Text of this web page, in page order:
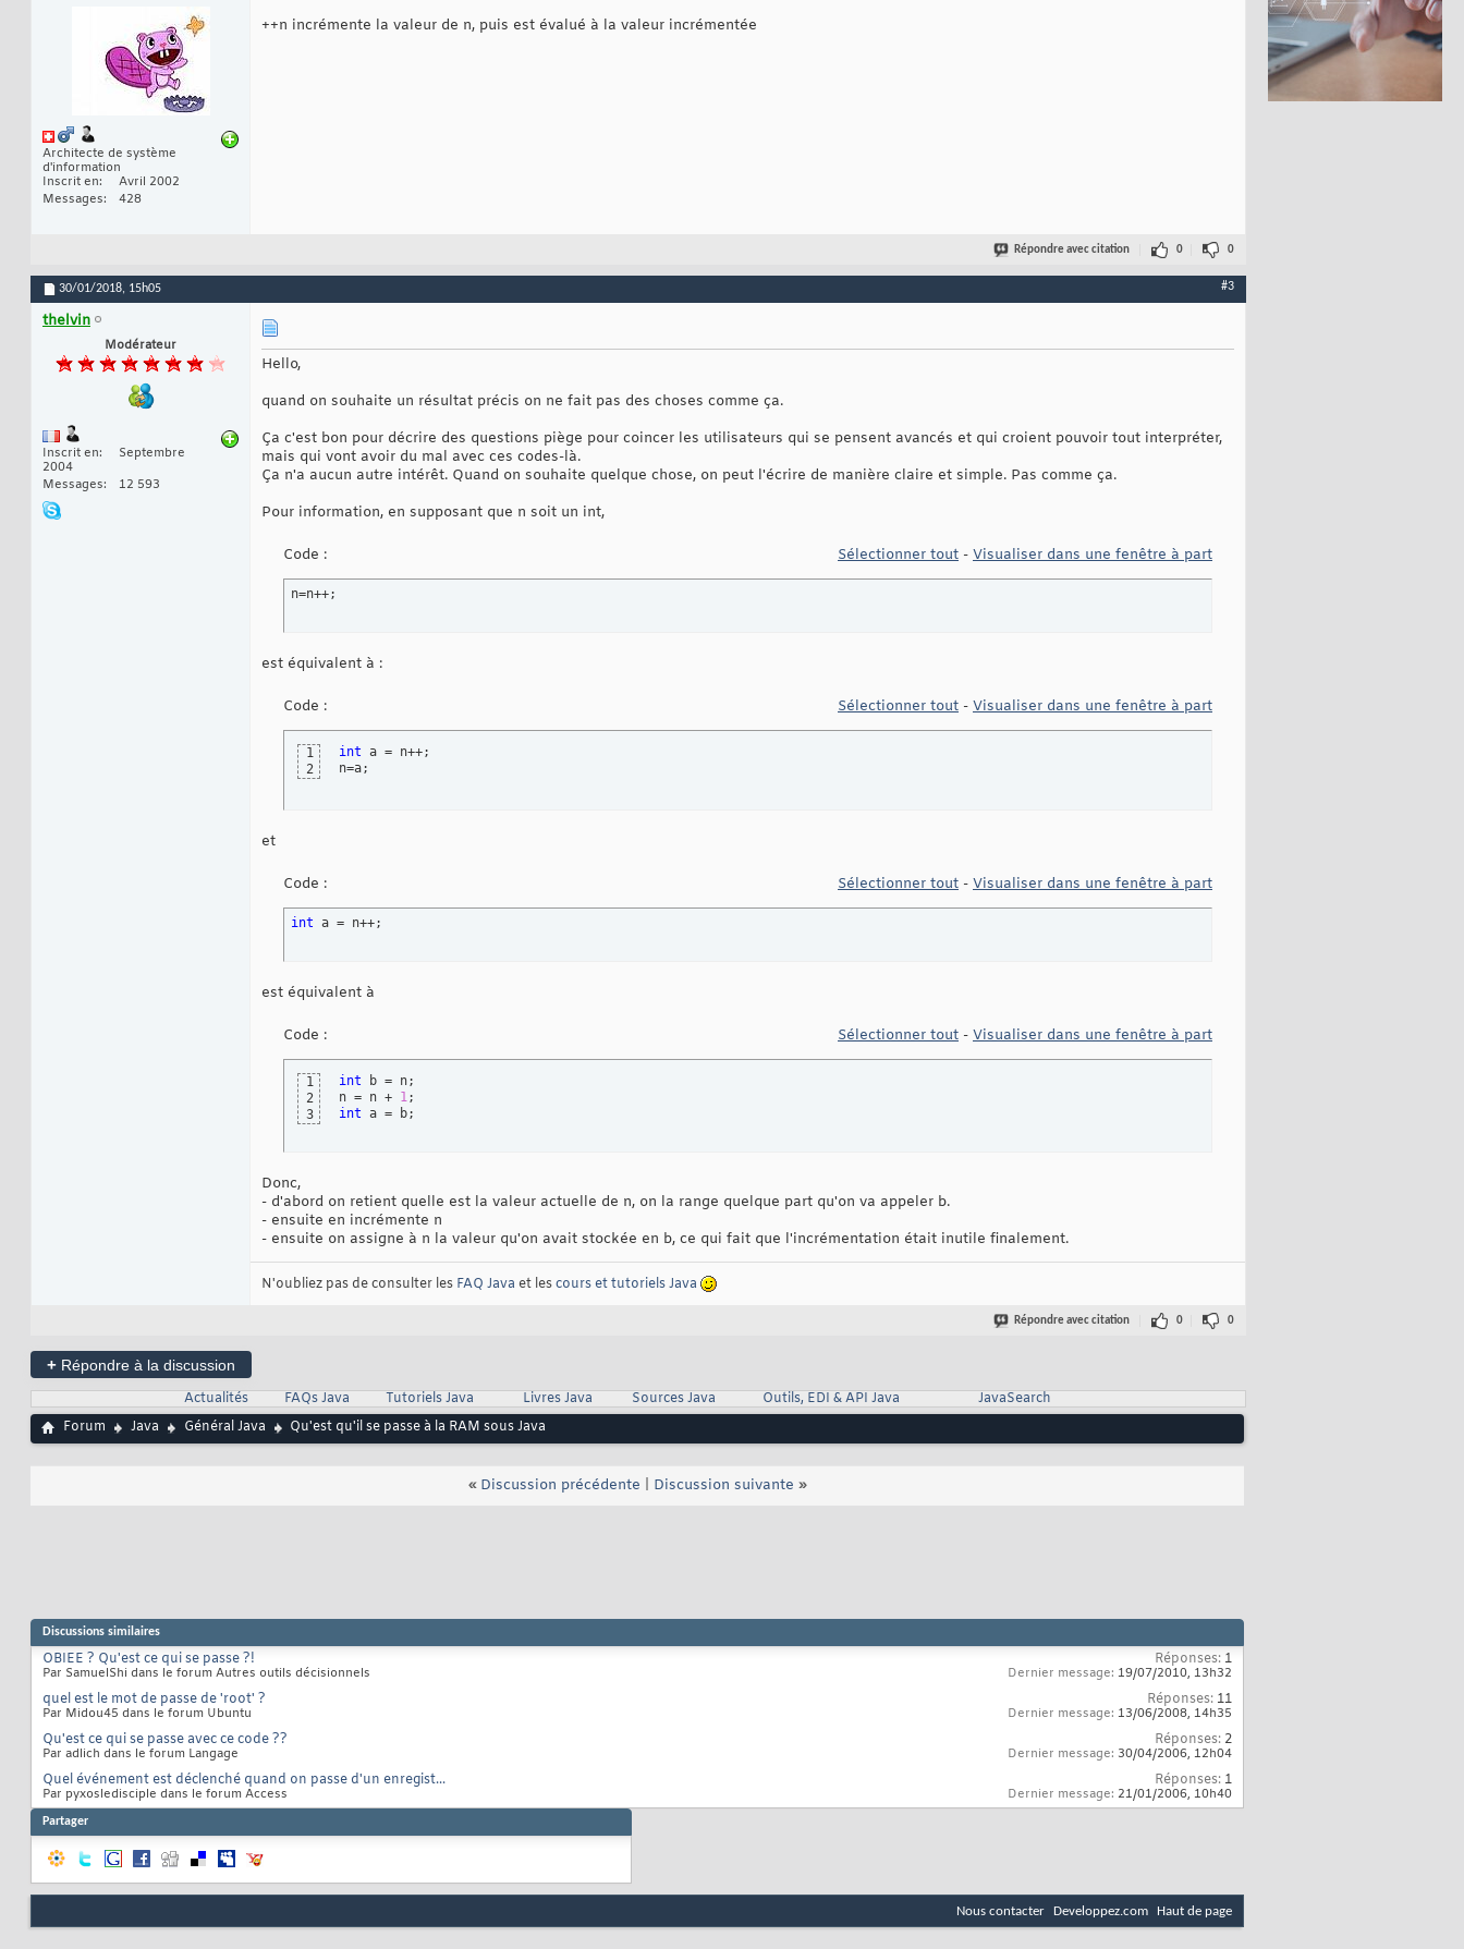
Architecte de système
d'information
Inscrit en
Avril 2002
Messages
428
++n incrémente la valeur de n, puis est évalué à la valeur incrémentée
Répondre avec citation 0 0
30/01/2018, 15h05 #3
thelvin
Modérateur
Inscrit en
Septembre
2004
Messages
12 593
Hello,
quand on souhaite un résultat précis on ne fait pas des choses comme ça.
Ça c'est bon pour décrire des questions piège pour coincer les utilisateurs qui se pensent avancés et qui croient pouvoir tout interpréter,
mais qui vont avoir du mal avec ces codes-là.
Ça n'a aucun autre intérêt. Quand on souhaite quelque chose, on peut l'écrire de manière claire et simple. Pas comme ça.
Pour information, en supposant que n soit un int,
Code : Sélectionner tout - Visualiser dans une fenêtre à part
n=n++;
est équivalent à :
Code : Sélectionner tout - Visualiser dans une fenêtre à part
1
2
int a = n++;
n=a;
et
Code : Sélectionner tout - Visualiser dans une fenêtre à part
int a = n++;
est équivalent à
Code : Sélectionner tout - Visualiser dans une fenêtre à part
1
2
3
int b = n;
n = n + 1
int a = b;
Donc,
- d'abord on retient quelle est la valeur actuelle de n, on la range quelque part qu'on va appeler b.
- ensuite en incrémente n
- ensuite on assigne à n la valeur qu'on avait stockée en b, ce qui fait que l'incrémentation était inutile finalement.
N'oubliez pas de consulter les FAQ Java et lescours et tutoriels Java
Répondre avec citation 0 0
+ Répondre à la discussion
Actualités
FAQs Java Tutoriels Java Livres Java Sources Java Outils, EDI & API Java
JavaSearch
Forum
Java Général Java Qu'est qu'il se passe à la RAM sous Java
« Discussion précédente Discussion suivante »
Discussions similaires
OBIEE ? Qu'est ce qui se passe ?!
Par SamuelShi dans le forum Autres outils décisionnels
Réponses: 1
Dernier message: 19/07/2010, 13h32
quel est le mot de passe de 'root' ?
Par Midou45 dans le forum Ubuntu
Réponses: 11
Dernier message: 13/06/2008, 14h35
Qu'est ce qui se passe avec ce code ??
Par adlich dans le forum Langage
Réponses: 2
Dernier message: 30/04/2006, 12h04
Quel événement est déclenché quand on passe d'un enregist...
Par pyxosledisciple dans le forum Access
Réponses: 1
Dernier message: 21/01/2006, 10h40
Partager
Nous contacter Developpez.com Haut de page